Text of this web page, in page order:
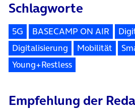
Schlagworte
5G BASECAMP ON AIR
Digitalisierung
Mobilität
Young+Restless
Empfehlung der